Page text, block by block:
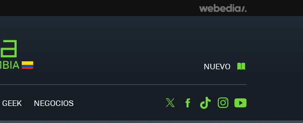
NUEVO
GEEK NEGOCIOS TwitterFacebook
TiktokInstagram